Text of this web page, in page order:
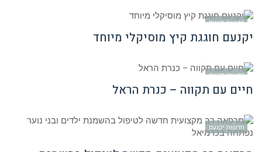
חדשות יקנעם
יקנעם חוגגת קיץ מוסיקלי מיוחד
חדשות יקנעם
חיים עם תקווה – כנרת הראל
חדשות יקנעם